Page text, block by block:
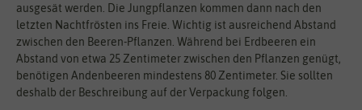
ausgesät werden. Die Jungpflanzen kommen dann nach den
letzten Nachtfrösten ins Freie. Wichtig ist ausreichend Abstand
zwischen den Beeren-Pflanzen. Während bei Erdbeeren ein
Abstand von etwa 25 Zentimeter zwischen den Pflanzen genügt,
benötigen Andenbeeren mindestens 80 Zentimeter. Sie sollten
deshalb der Beschreibung auf der Verpackung folgen.